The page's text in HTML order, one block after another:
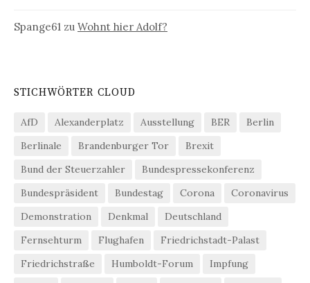
Spange61 zu Wohnt hier Adolf?
STICHWÖRTER CLOUD
AfD Alexanderplatz Ausstellung BER
Berlin
Berlinale
Brandenburger Tor
Brexit
Bund der Steuerzahler
Bundespressekonferenz
Bundespräsident
Bundestag Corona
Coronavirus
Demonstration
Denkmal
Deutschland
Fernsehturm
Flughafen
Friedrichstadt-Palast
Friedrichstraße
Humboldt-Forum
Impfung